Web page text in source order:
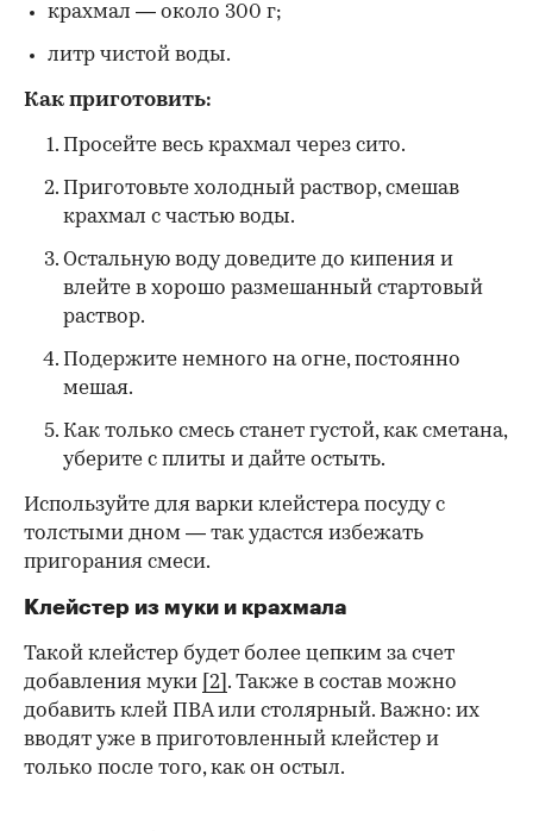
крахмал — около 300 г;
литр чистой воды.
Как приготовить:
Просейте весь крахмал через сито.
Приготовьте холодный раствор, смешав
крахмал с частью воды.
Остальную воду доведите до кипения и
влейте в хорошо размешанный стартовый
раствор.
Подержите немного на огне, постоянно
мешая.
Как только смесь станет густой, как сметана,
уберите с плиты и дайте остыть.
Используйте для варки клейстера посуду с
толстыми дном — так удастся избежать
пригорания смеси.
Клейстер из муки и крахмала
Такой клейстер будет более цепким за счет
добавления муки [2] . Также в состав можно
добавить клей ПВА или столярный. Важно: их
вводят уже в приготовленный клейстер и
только после того, как он остыл.